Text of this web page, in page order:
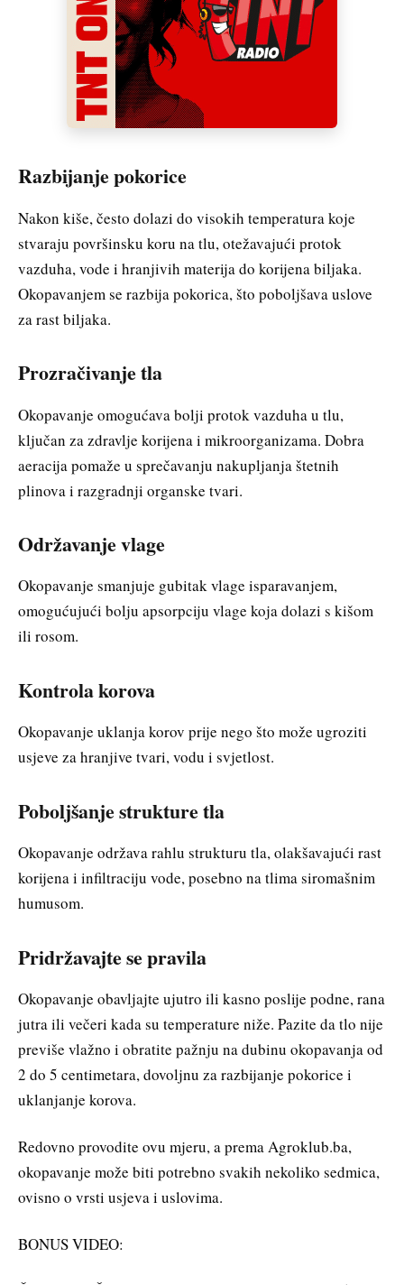
Razbijanje pokorice
Nakon kiše, često dolazi do visokih temperatura koje
stvaraju površinsku koru na tlu, otežavajući protok
vazduha, vode i hranjivih materija do korijena biljaka.
Okopavanjem se razbija pokorica, što poboljšava uslove
za rast biljaka.
Prozračivanje tla
Okopavanje omogućava bolji protok vazduha u tlu,
ključan za zdravlje korijena i mikroorganizama. Dobra
aeracija pomaže u sprečavanju nakupljanja štetnih
plinova i razgradnji organske tvari.
Održavanje vlage
Okopavanje smanjuje gubitak vlage isparavanjem,
omogućujući bolju apsorpciju vlage koja dolazi s kišom
ili rosom.
Kontrola korova
Okopavanje uklanja korov prije nego što može ugroziti
usjeve za hranjive tvari, vodu i svjetlost.
Poboljšanje strukture tla
Okopavanje održava rahlu strukturu tla, olakšavajući rast
korijena i infiltraciju vode, posebno na tlima siromašnim
humusom.
Pridržavajte se pravila
Okopavanje obavljajte ujutro ili kasno poslije podne, rana
jutra ili večeri kada su temperature niže. Pazite da tlo nije
previše vlažno i obratite pažnju na dubinu okopavanja od
2 do 5 centimetara, dovoljnu za razbijanje pokorice i
uklanjanje korova.
Redovno provodite ovu mjeru, a prema Agroklub.ba,
okopavanje može biti potrebno svakih nekoliko sedmica,
ovisno o vrsti usjeva i uslovima.
BONUS VIDEO: